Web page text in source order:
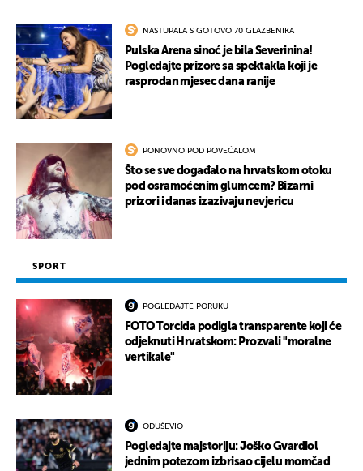
NASTUPALA S GOTOVO 70 GLAZBENIKA
Pulska Arena sinoć je bila Severinina!
Pogledajte prizore sa spektakla koji je
rasprodan mjesec dana ranije
PONOVNO POD POVEĆALOM
Što se sve događalo na hrvatskom otoku
pod osramoćenim glumcem? Bizarni
prizori i danas izazivaju nevjericu
SPORT
POGLEDAJTE PORUKU
FOTO Torcida podigla transparente koji će
odjeknuti Hrvatskom: Prozvali "moralne
vertikale"
ODUŠEVIO
Pogledajte majstoriju: Joško Gvardiol
jednim potezom izbrisao cijelu momčad